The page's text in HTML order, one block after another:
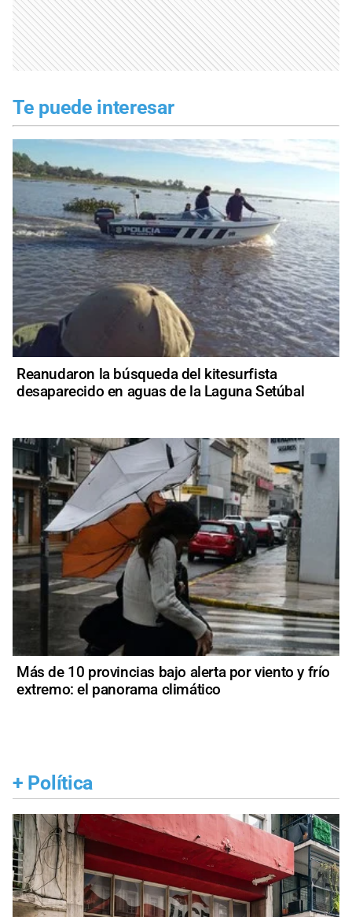
Te puede interesar
Reanudaron la búsqueda del kitesurfista
desaparecido en aguas de la Laguna Setúbal
Más de 10 provincias bajo alerta por viento y frío
extremo: el panorama climático
+ Política